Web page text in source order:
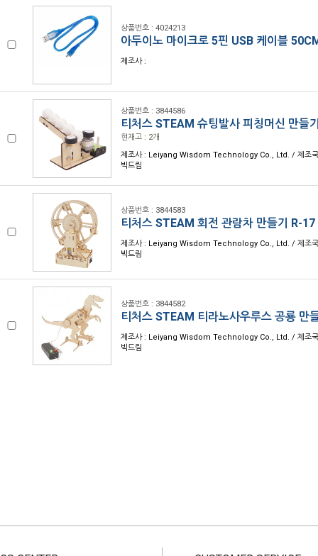
상품번호 : 4024213
아두이노 마이크로 5핀 USB 케이블
제조사 :
상품번호 : 3844586
티처스 STEAM 슈팅발사 피칭머신 만들
현재고 : 2개
제조사 : Leiyang Wisdom Technology Co., Ltd. / 제조국
빅드림
상품번호 : 3844583
티처스 STEAM 회전 관람차 만들기 R-17
제조사 : Leiyang Wisdom Technology Co., Ltd. / 제조국
빅드림
상품번호 : 3844582
티처스 STEAM 티라노사우루스 공룡 만
제조사 : Leiyang Wisdom Technology Co., Ltd. / 제조국
빅드림